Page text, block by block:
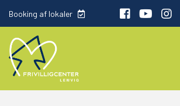
Booking af lokaler